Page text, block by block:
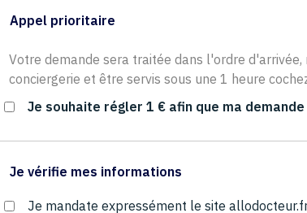
Appel prioritaire
Votre demande sera traitée dans l'ordre
conciergerie et être servis sous une 1 heure
Je souhaite régler 1 € afin que ma
Je vérifie mes informations
Je mandate expressément le site